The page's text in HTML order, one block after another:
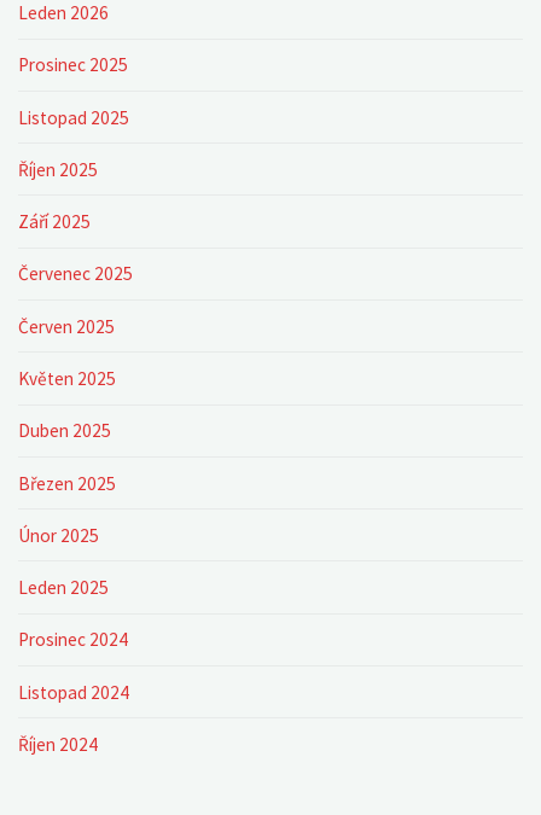
Leden 2026
Prosinec 2025
Listopad 2025
Říjen 2025
Září 2025
Červenec 2025
Červen 2025
Květen 2025
Duben 2025
Březen 2025
Únor 2025
Leden 2025
Prosinec 2024
Listopad 2024
Říjen 2024